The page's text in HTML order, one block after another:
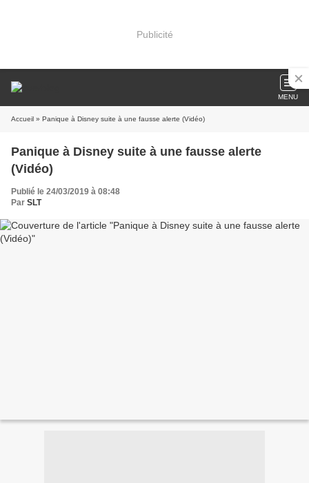
Publicité
MENU
Accueil » Panique à Disney suite à une fausse alerte (Vidéo)
Panique à Disney suite à une fausse alerte
(Vidéo)
Publié le 24/03/2019 à 08:48
Par SLT